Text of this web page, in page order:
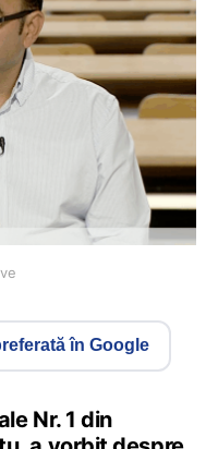
în Google
Nr. 1 din